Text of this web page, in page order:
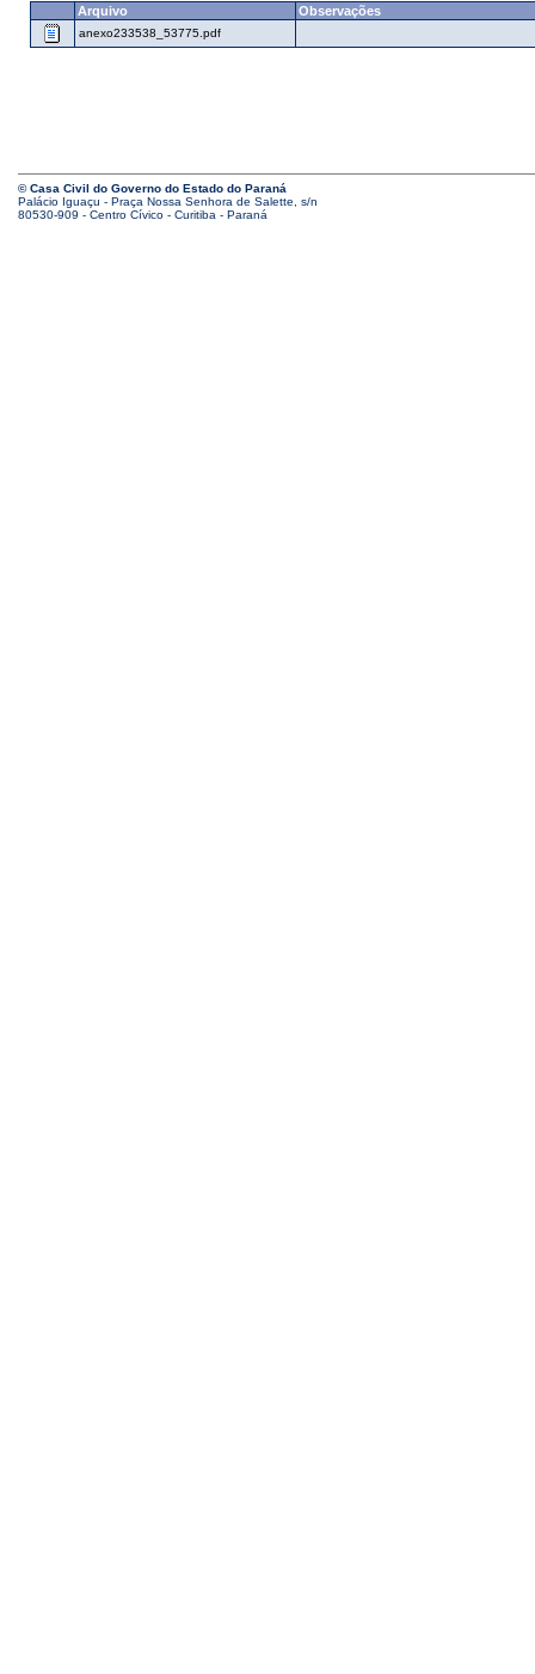
Arquivo Observações
anexo233538_53775.pdf
© Casa Civil do Governo do Estado do Paraná
Palácio Iguaçu - Praça Nossa Senhora de Salette, s/n
80530-909 - Centro Cívico - Curitiba - Paraná